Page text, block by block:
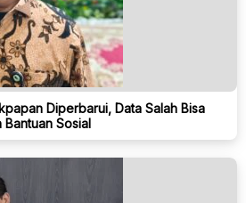
Diperbarui, Data Salah Bisa
Bantuan Sosial